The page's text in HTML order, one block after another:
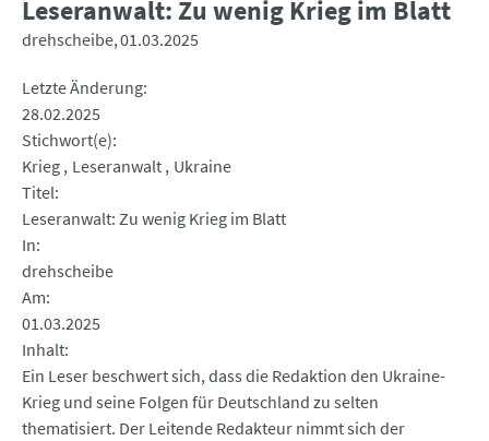
Leseranwalt: Zu wenig Krieg im Blatt
drehscheibe 01.03.2025
Letzte Änderung
28.02.2025
Stichwort(e)
Krieg Leseranwalt Ukraine
Titel
Leseranwalt: Zu wenig Krieg im Blatt
In
drehscheibe
Am
01.03.2025
Inhalt
Ein Leser beschwert sich, dass die Redaktion den Ukraine-
Krieg und seine Folgen für Deutschland zu selten
thematisiert. Der Leitende Redakteur nimmt sich der